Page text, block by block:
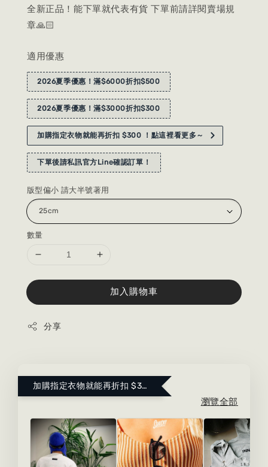
全新正品！能下單就代表有貨 下單前請詳閱賣場規
章🙏🏻
適用優惠
2026夏季優惠！滿$6000折扣$500
2026夏季優惠！滿$3000折扣$300
加購指定衣物就能再折扣 $300 ！點這裡看更多～
下單後請私訊官方Line確認訂單！
版型偏小 請大半號著用
數量
加入購物車
分享
加購指定衣物就能再折扣 $300 ！點這裡看更多～
瀏覽全部